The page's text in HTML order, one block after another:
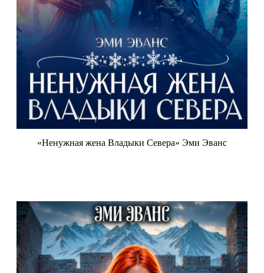
«Ненужная жена Владыки Севера» Эми Эванс